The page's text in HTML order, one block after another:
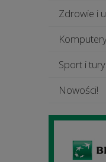
Zdrowie i
Sport i
Nowości!